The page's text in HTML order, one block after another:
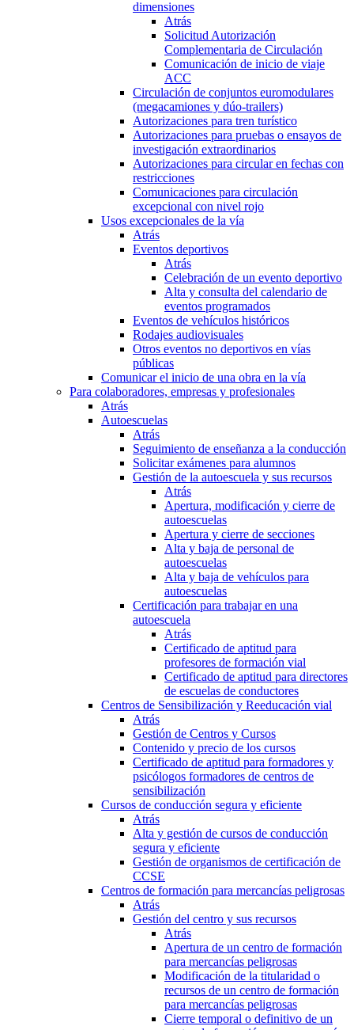
dimensiones
Atrás
Solicitud Autorización
Complementaria de Circulación
Comunicación de inicio de viaje
ACC
Circulación de conjuntos euromodulares
(megacamiones y dúo-trailers)
Autorizaciones para tren turístico
Autorizaciones para pruebas o ensayos de
investigación extraordinarios
Autorizaciones para circular en fechas con
restricciones
Comunicaciones para circulación
excepcional con nivel rojo
Usos excepcionales de la vía
Atrás
Eventos deportivos
Atrás
Celebración de un evento deportivo
Alta y consulta del calendario de
eventos programados
Eventos de vehículos históricos
Rodajes audiovisuales
Otros eventos no deportivos en vías
públicas
Comunicar el inicio de una obra en la vía
Para colaboradores, empresas y profesionales
Atrás
Autoescuelas
Atrás
Seguimiento de enseñanza a la conducción
Solicitar exámenes para alumnos
Gestión de la autoescuela y sus recursos
Atrás
Apertura, modificación y cierre de
autoescuelas
Apertura y cierre de secciones
Alta y baja de personal de
autoescuelas
Alta y baja de vehículos para
autoescuelas
Certificación para trabajar en una
autoescuela
Atrás
Certificado de aptitud para
profesores de formación vial
Certificado de aptitud para directores
de escuelas de conductores
Centros de Sensibilización y Reeducación vial
Atrás
Gestión de Centros y Cursos
Contenido y precio de los cursos
Certificado de aptitud para formadores y
psicólogos formadores de centros de
sensibilización
Cursos de conducción segura y eficiente
Atrás
Alta y gestión de cursos de conducción
segura y eficiente
Gestión de organismos de certificación de
CCSE
Centros de formación para mercancías peligrosas
Atrás
Gestión del centro y sus recursos
Atrás
Apertura de un centro de formación
para mercancías peligrosas
Modificación de la titularidad o
recursos de un centro de formación
para mercancías peligrosas
Cierre temporal o definitivo de un